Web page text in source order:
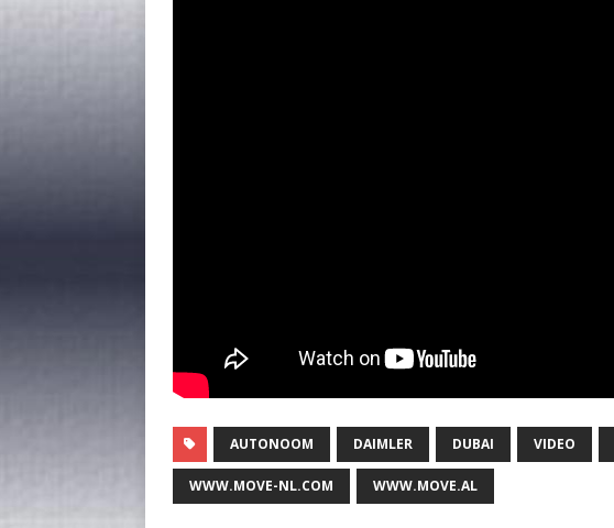
AUTONOOM DAIMLER DUBAI VIDEO
WWW.MOVE-NL.COM WWW.MOVE.AL